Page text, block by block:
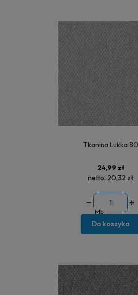
Tkanina Lukka 80
24,99 zł
netto: 20,32 zł
Mb
Do koszyka